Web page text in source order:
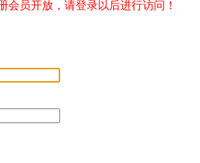
会员开放，请登录以后进行访问！